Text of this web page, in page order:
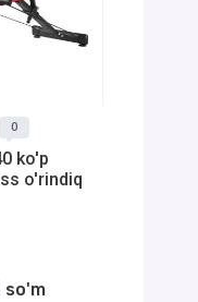
0
ko'p
o'rindiq
so'm